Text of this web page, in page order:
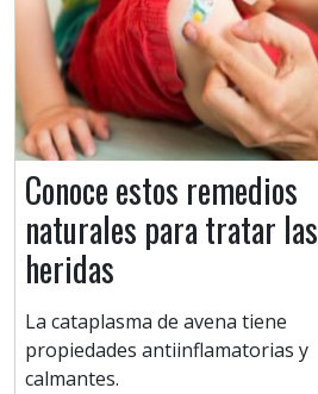
Conoce estos remedios
naturales para tratar las
heridas
La cataplasma de avena tiene
propiedades antiinflamatorias y
calmantes.